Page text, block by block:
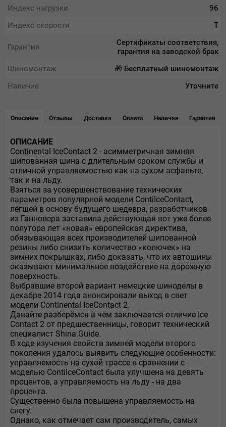
Индекс нагрузки
96
Индекс скорости
T
Гарантия
Сертификаты соответствия,
гарантия на заводской брак
Шиномонтаж
🎁 Бесплатный шиномонтаж
Наличие
Уточните
Описание Отзывы Доставка Оплата Наличие Гарантии
ОПИСАНИЕ
Continental IceContact 2 - асимметричная зимняя
шипованная шина с длительным сроком службы и
отличной управляемостью как на сухом асфальте,
так и на льду.
Взяться за усовершенствование технических
параметров популярной модели ContiIceContact,
лёгшей в основу будущего шедевра, разработчиков
из Ганновера заставила действующая вот уже более
полутора лет «новая» европейская директива,
обязывающая всех производителей шипованной
резины либо снизить количество «колючек» на
зимних покрышках, либо доказать, что их автошины
оказывают минимальное воздействие на дорожную
поверхность.
Выбравшие второй вариант немецкие шиноделы в
декабре 2014 года анонсировали выход в свет
модели Continental IceContact 2.
Давайте разберёмся в чём заключается отличие Ice
Contact 2 от предшественницы, говорит технический
специалист Shina.Guide.
В ходе изучения свойств зимней модели второго
поколения удалось выявить следующие особенности:
управляемость на сухой трассе в сравнении с
моделью ContiIceContact была улучшена на девять
процентов, а управляемость на льду - на два
процента.
Существенно была повышена управляемость на
снегу.
Однако, как отмечает сам производитель, самых